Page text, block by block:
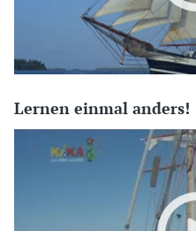
Lernen einmal anders!